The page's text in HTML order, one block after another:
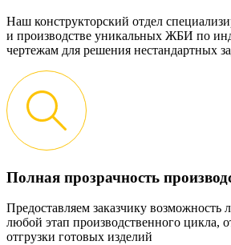
Наш конструкторский отдел
и производстве уникальных ЖБИ по
чертежам для решения нестандартных
Полная прозрачность
Предоставляем заказчику возможность
любой этап производственного цикла,
отгрузки готовых изделий